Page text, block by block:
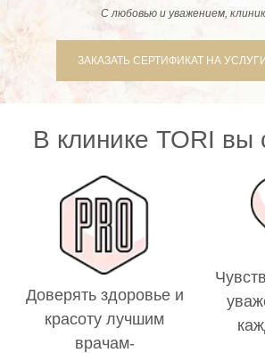
С любовью и уважением,
ЗАКАЗАТЬ СЕРТИФИКАТ НА
В клинике TORI вы
Доверять здоровье и
красоту лучшим
врачам-